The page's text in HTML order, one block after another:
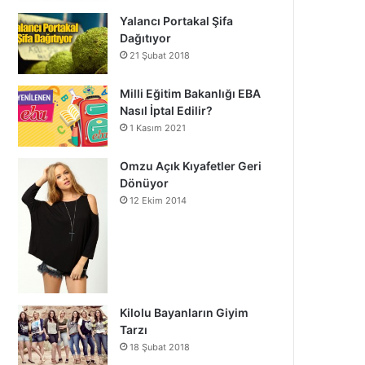
Yalancı Portakal Şifa
Dağıtıyor
21 Şubat 2018
Milli Eğitim Bakanlığı EBA
Nasıl İptal Edilir?
1 Kasım 2021
Omzu Açık Kıyafetler Geri
Dönüyor
12 Ekim 2014
Kilolu Bayanların Giyim
Tarzı
18 Şubat 2018